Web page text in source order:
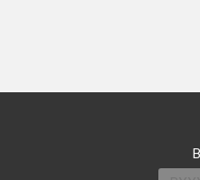
3. Код
ніж одним
різних видів